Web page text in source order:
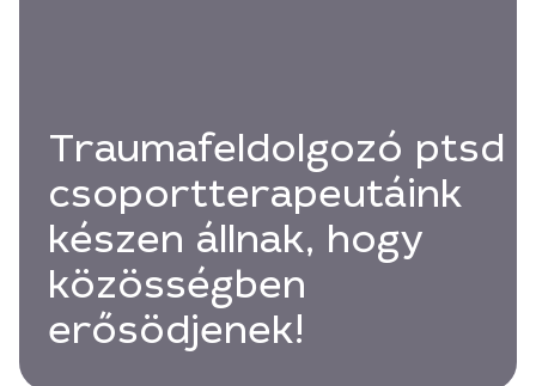
Traumafeldolgozó ptsd
csoportterapeutáink
készen állnak, hogy
közösségben
erősödjenek!